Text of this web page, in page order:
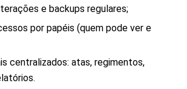
e backups regulares;
por papéis (quem pode ver e
centralizados: atas, regimentos,